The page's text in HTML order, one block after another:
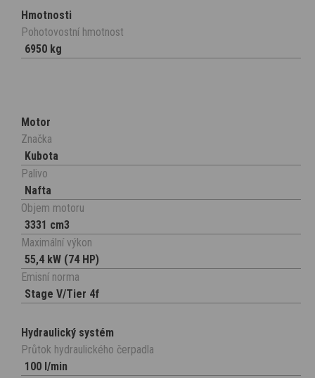
Hmotnosti
Pohotovostní hmotnost
6950 kg
Motor
Značka
Kubota
Palivo
Nafta
Objem motoru
3331 cm3
Maximální výkon
55,4 kW (74 HP)
Emisní norma
Stage V/Tier 4f
Hydraulický systém
Průtok hydraulického čerpadla
100 l/min